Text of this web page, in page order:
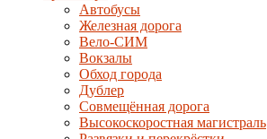
Автобусы
Железная дорога
Вело-СИМ
Вокзалы
Обход города
Дублер
Совмещённая дорога
Высокоскоростная магистраль